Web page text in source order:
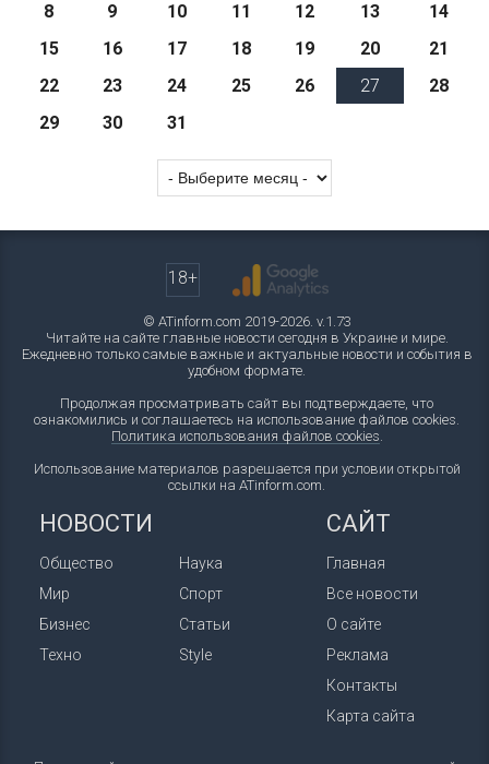
8
9 10 11 12 13
14
15
16 17 18 19 20
21
22
23 24 25 26 27
28
29
30 31
18+
© ATinform.com 2019-2026. v.1.73
Читайте на сайте главные новости сегодня в Украине и мире.
Ежедневно только самые важные и актуальные новости и события в
удобном формате.
Продолжая просматривать сайт вы подтверждаете, что
ознакомились и соглашаетесь на использование файлов cookies.
Политика использования файлов cookies.
Использование материалов разрешается при условии открытой
ссылки на ATinform.com.
НОВОСТИ
Общество
Мир
Бизнес
Техно
Наука
Спорт
Статьи
Style
САЙТ
Главная
Все новости
О сайте
Реклама
Контакты
Карта сайта